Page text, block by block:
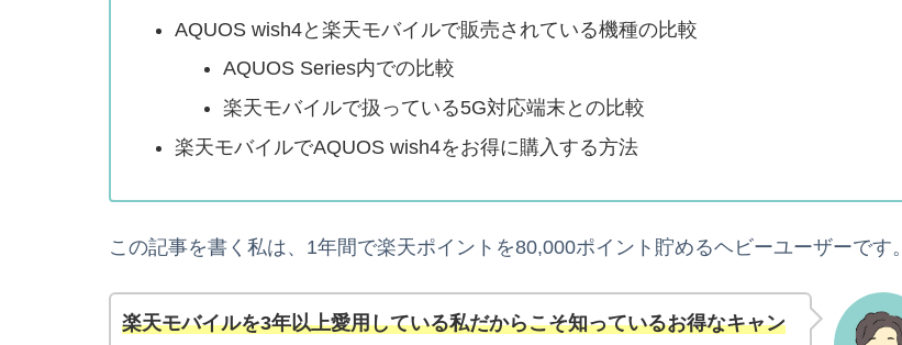
AQUOS wish4と楽天モバイルで販売されている機種の比較
AQUOS Series内での比較
楽天モバイルで扱っている5G対応端末との比較
楽天モバイルでAQUOS wish4をお得に購入する方法
この記事を書く私は、1年間で楽天ポイントを80,000ポイント貯めるヘビーユーザーです。
楽天モバイルを3年以上愛用している私だからこそ知っているお得なキャン